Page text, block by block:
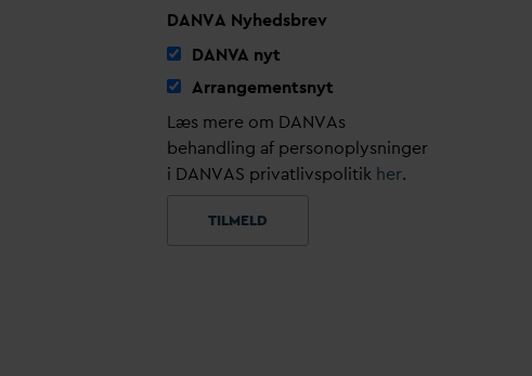
DANVA Nyhedsbrev
DANVA nyt
Arrangementsnyt
Læs mere om DANVAs
behandling af personoplysninger
i DANVAS privatlivspolitik her.